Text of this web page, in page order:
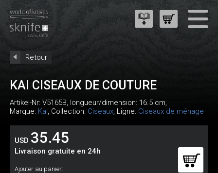
Retour
KAI CISEAUX DE COUTURE
Artikel-Nr: V5165B, longueur/dimension: 16.5 cm,
Marque: Kai, Collection: Ciseaux, Ligne: Ciseaux de ménage
USD 35.45
Livraison gratuite en 24h
Ajouter au panier: